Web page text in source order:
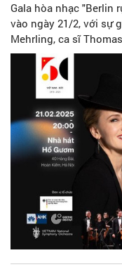
Gala hòa nhạc "Berlin
vào ngày 21/2, với sự
Mehrling, ca sĩ